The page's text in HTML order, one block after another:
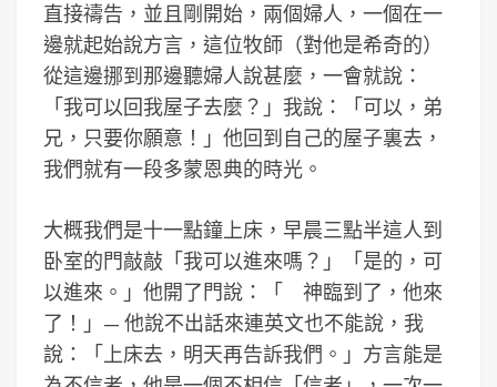
直接禱告，並且剛開始，兩個婦人，一個在一
邊就起始說方言，這位牧師（對他是希奇的）
從這邊挪到那邊聽婦人說甚麼，一會就說：
「我可以回我屋子去麼？」我說：「可以，弟
兄，只要你願意！」他回到自己的屋子裏去，
我們就有一段多蒙恩典的時光。
大概我們是十一點鐘上床，早晨三點半這人到
卧室的門敲敲「我可以進來嗎？」「是的，可
以進來。」他開了門說：「 神臨到了，他來
了！」— 他說不出話來連英文也不能說，我
說：「上床去，明天再告訴我們。」方言能是